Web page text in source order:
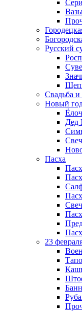
Русский
Свадьба и
Новый
Дед
Пасха
23